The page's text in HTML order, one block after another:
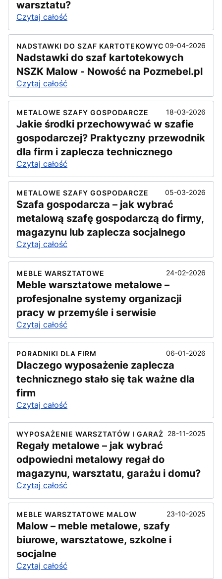
warsztatu?
Czytaj całość
NADSTAWKI DO SZAF KARTOTEKOWYC 09-04-2026
Nadstawki do szaf kartotekowych
NSZK Malow - Nowość na Pozmebel.pl
Czytaj całość
METALOWE SZAFY GOSPODARCZE 18-03-2026
Jakie środki przechowywać w szafie
gospodarczej? Praktyczny przewodnik
dla firm i zaplecza technicznego
Czytaj całość
METALOWE SZAFY GOSPODARCZE 05-03-2026
Szafa gospodarcza – jak wybrać
metalową szafę gospodarczą do firmy,
magazynu lub zaplecza socjalnego
Czytaj całość
MEBLE WARSZTATOWE 24-02-2026
Meble warsztatowe metalowe –
profesjonalne systemy organizacji
pracy w przemyśle i serwisie
Czytaj całość
PORADNIKI DLA FIRM 06-01-2026
Dlaczego wyposażenie zaplecza
technicznego stało się tak ważne dla
firm
Czytaj całość
WYPOSAŻENIE WARSZTATÓW I GARAŻ 28-11-2025
Regały metalowe – jak wybrać
odpowiedni metalowy regał do
magazynu, warsztatu, garażu i domu?
Czytaj całość
MEBLE WARSZTATOWE MALOW 23-10-2025
Malow – meble metalowe, szafy
biurowe, warsztatowe, szkolne i
socjalne
Czytaj całość